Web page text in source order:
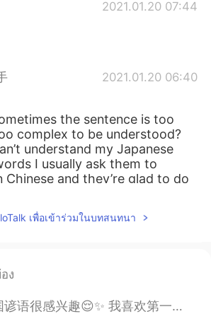
2021.01.20 07:44
2021.01.20 06:40
the sentence is too
complex to be understood?
understand my Japanese
I usually ask them to
Chinese and they’re glad to do
2021.01.20 06:13
安祝
เพื่อเข้าร่วมในบทสนทนา
ง
向于将事情推迟到第二天而不是今天做。 我喜欢第二个谚语，因为它谈到了自律的重要性。 我认为它被称为： 划水 (thanks Ness;)...